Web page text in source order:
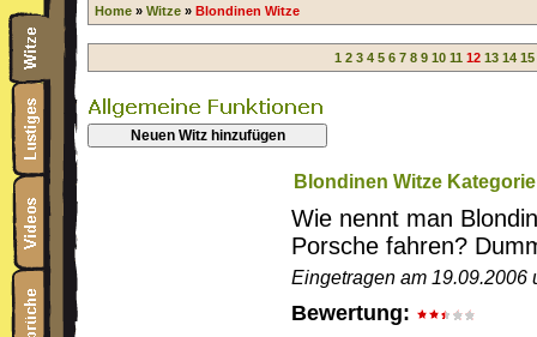
Home » Witze » Blondinen Witze
1 2 3 4 5 6 7 8 9 10 11 12 13 14 15
Neuen Witz hinzufügen
Blondinen Witze Kategorie
Wie nennt man
Porsche fahren?
Eingetragen am 19.09.2006
Bewertung: